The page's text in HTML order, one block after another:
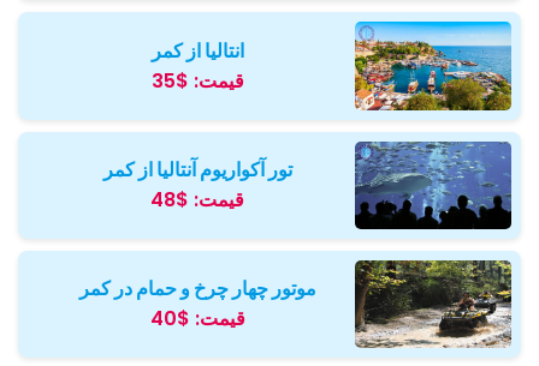
انتالیا از کمر
قیمت: $35
تور آکواریوم آنتالیا از کمر
قیمت: $48
موتور چهار چرخ و حمام در کمر
قیمت: $40